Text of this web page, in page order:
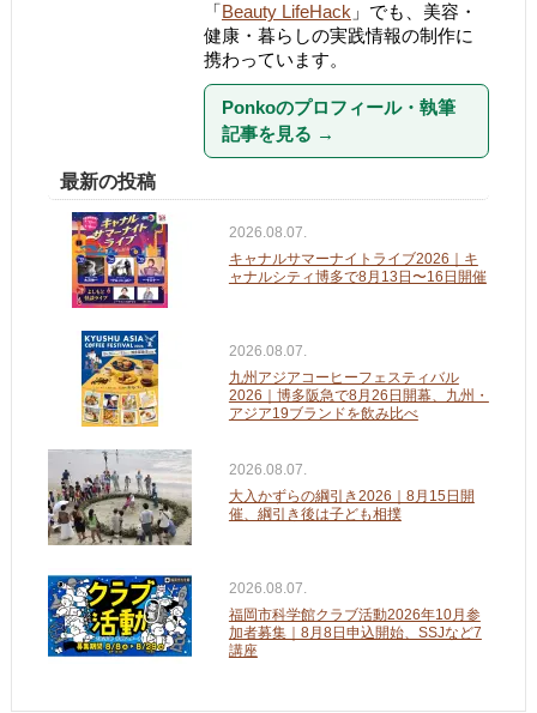
「Beauty LifeHack 」でも、美容・
健康・暮らしの実践情報の制作に
携わっています。
Ponkoのプロフィール・執筆
記事を見る →
最新の投稿
2026.08.07.
キャナルサマーナイトライブ2026｜キ
ャナルシティ博多で8月13日〜16日開催
2026.08.07.
九州アジアコーヒーフェスティバル
2026｜博多阪急で8月26日開幕、九州・
アジア19ブランドを飲み比べ
2026.08.07.
大入かずらの綱引き2026｜8月15日開
催、綱引き後は子ども相撲
2026.08.07.
福岡市科学館クラブ活動2026年10月参
加者募集｜8月8日申込開始、SSJなど7
講座